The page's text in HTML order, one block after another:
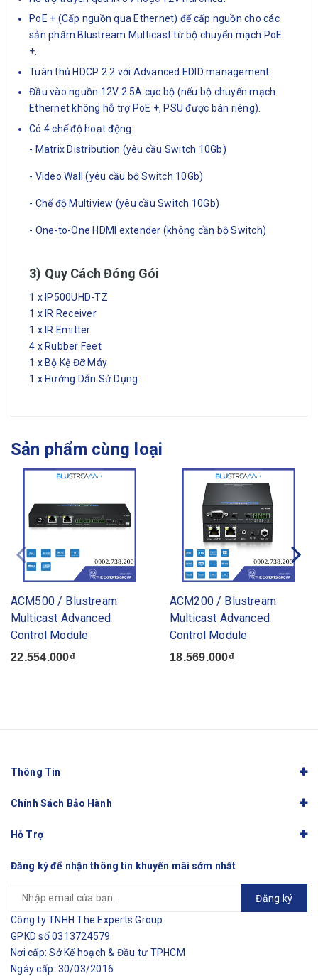
PoE + (Cấp nguồn qua Ethernet) để cấp nguồn cho các
sản phẩm Blustream Multicast từ bộ chuyển mạch PoE
+.
Tuân thủ HDCP 2.2 với Advanced EDID management.
Đầu vào nguồn 12V 2.5A cục bộ (nếu bộ chuyển mạch
Ethernet không hỗ trợ PoE +, PSU được bán riêng).
Có 4 chế độ hoạt động:
- Matrix Distribution (yêu cầu Switch 10Gb)
- Video Wall (yêu cầu bộ Switch 10Gb)
- Chế độ Multiview (yêu cầu Switch 10Gb)
- One-to-One HDMI extender (không cần bộ Switch)
3) Quy Cách Đóng Gói
1 x IP500UHD-TZ
1 x IR Receiver
1 x IR Emitter
4 x Rubber Feet
1 x Bộ Kệ Đỡ Máy
1 x Hướng Dẫn Sử Dụng
Sản phẩm cùng loại
ACM500 / Blustream
Multicast Advanced
Control Module
22.554.000₫
ACM200 / Blustream
Multicast Advanced
Control Module
18.569.000₫
Thông Tin
Chính Sách Bảo Hành
Hỗ Trợ
Đăng ký để nhận thông tin khuyến mãi sớm nhất
Đăng ký
Công ty TNHH The Experts Group
GPKD số 0313724579
Nơi cấp: Sở Kế hoạch & Đầu tư TPHCM
Ngày cấp: 30/03/2016